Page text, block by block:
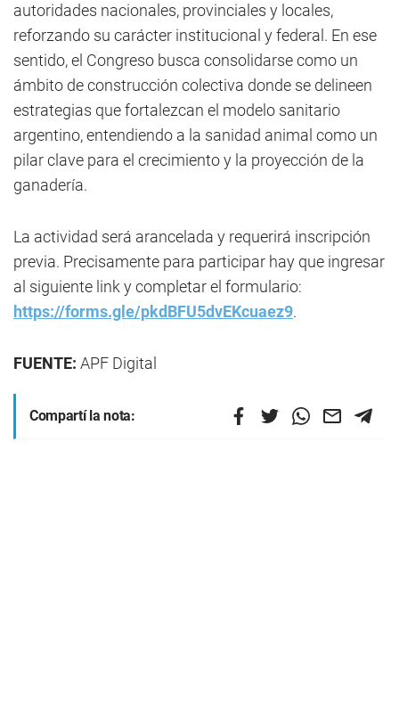
autoridades nacionales, provinciales y locales,
reforzando su carácter institucional y federal. En ese
sentido, el Congreso busca consolidarse como un
ámbito de construcción colectiva donde se delineen
estrategias que fortalezcan el modelo sanitario
argentino, entendiendo a la sanidad animal como un
pilar clave para el crecimiento y la proyección de la
ganadería.
La actividad será arancelada y requerirá inscripción
previa. Precisamente para participar hay que ingresar
al siguiente link y completar el formulario:
https://forms.gle/pkdBFU5dvEKcuaez9.
FUENTE: APF Digital
Compartí la nota: